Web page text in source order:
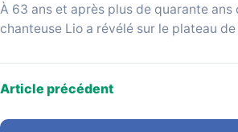
À 63 ans et après plus de quarante ans
chanteuse Lio a révélé sur le plateau
Article précédent